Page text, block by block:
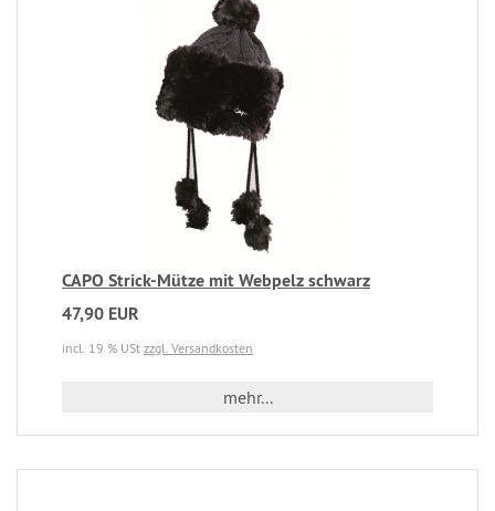
CAPO Strick-Mütze mit Webpelz schwarz
47,90 EUR
incl. 19 % USt zzgl. Versandkosten
mehr...